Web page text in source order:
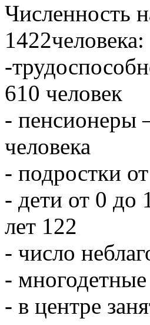
Численность
1422человека:
-
610 человек
- пенсионеры
человека
- подростки
- дети от 0 до
лет 122
- число
-
- в центре